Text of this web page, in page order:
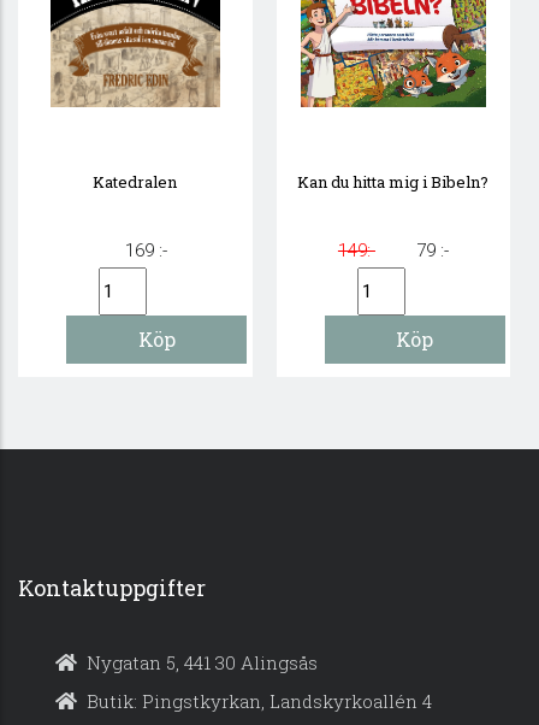
Katedralen
169 :-
Kan du hitta mig i Bibeln?
149:- 79 :-
Kontaktuppgifter
Nygatan 5, 441 30 Alingsås
Butik: Pingstkyrkan, Landskyrkoallén 4